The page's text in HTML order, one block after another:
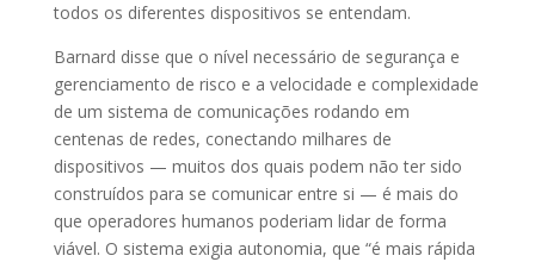
todos os diferentes dispositivos se entendam.
Barnard disse que o nível necessário de segurança e
gerenciamento de risco e a velocidade e complexidade
de um sistema de comunicações rodando em
centenas de redes, conectando milhares de
dispositivos — muitos dos quais podem não ter sido
construídos para se comunicar entre si — é mais do
que operadores humanos poderiam lidar de forma
viável. O sistema exigia autonomia, que “é mais rápida